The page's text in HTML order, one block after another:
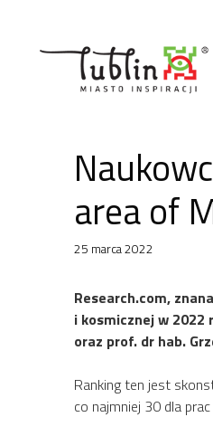
area of
25 marca 2022
Research.com,
i kosmicznej w 2022
oraz prof. dr hab.
Ranking ten jest
co najmniej 30 dla